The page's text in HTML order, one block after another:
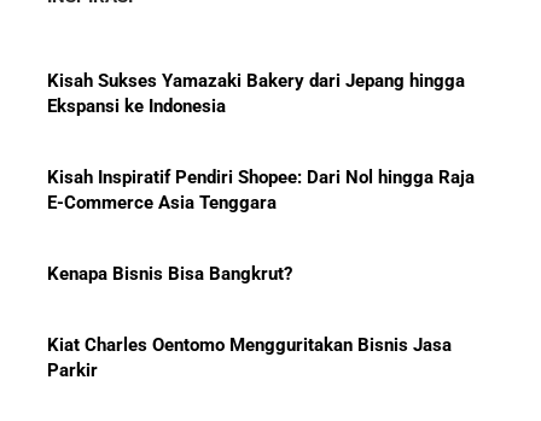
10 Bisnis yang Paling Diburu
Bonus yang Diterima Para
Ekspansi ke Indonesia
E-Commerce Asia Tenggara
Parkir